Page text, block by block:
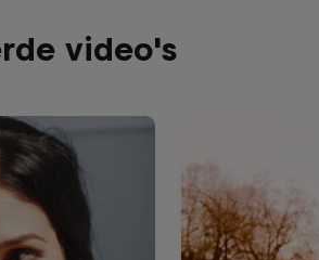
video's